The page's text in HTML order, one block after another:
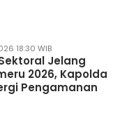
18:30 WIB
Jelang
2026, Kapolda
Pengamanan